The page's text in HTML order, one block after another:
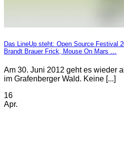
Das LineUp steht: Open Source Festival
Brandt Brauer Frick, Mouse On Mars …
Am 30. Juni 2012 geht es wieder
im Grafenberger Wald. Keine [...]
16
Apr.